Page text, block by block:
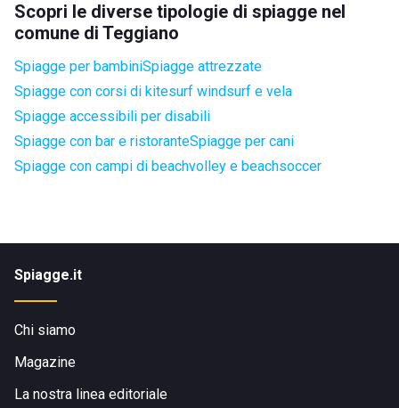
Scopri le diverse tipologie di spiagge nel
comune di Teggiano
Spiagge per bambiniSpiagge attrezzate
Spiagge con corsi di kitesurf windsurf e vela
Spiagge accessibili per disabili
Spiagge con bar e ristoranteSpiagge per cani
Spiagge con campi di beachvolley e beachsoccer
Spiagge.it
Chi siamo
Magazine
La nostra linea editoriale